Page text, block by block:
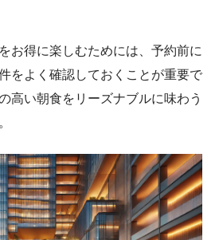
お得に楽しむためには、予約前に
をよく確認しておくことが重要で
高い朝食をリーズナブルに味わう